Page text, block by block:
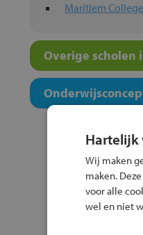
Maritiem
Overige scholen
Hartelijk
Wij maken
maken.
voor alle
wel en niet